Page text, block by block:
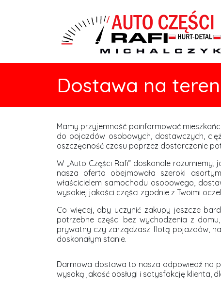
Dostawa na
Mamy przyjemność poinformować
do pojazdów osobowych, dostawczych,
oszczędność czasu poprzez dostarczanie
W „Auto Części Rafi” doskonale
nasza oferta obejmowała szeroki
właścicielem samochodu osobowego,
wysokiej jakości części zgodnie z Twoimi
Co więcej, aby uczynić zakupy jeszcze
potrzebne części bez wychodzenia z
prywatny czy zarządzasz flotą pojazdów,
doskonałym stanie.
Darmowa dostawa to nasza odpowiedź na
wysoką jakość obsługi i satysfakcję klienta,